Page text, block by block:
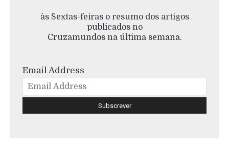
às Sextas-feiras o resumo dos artigos
publicados no
Cruzamundos na última semana.
Email Address